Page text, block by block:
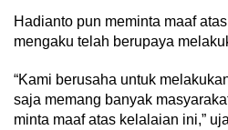
Hadianto pun meminta maaf
mengaku telah berupaya
“Kami berusaha untuk
saja memang banyak
minta maaf atas kelalaian ini,”